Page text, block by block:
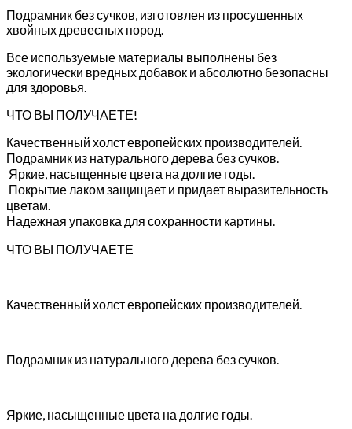
Подрамник без сучков, изготовлен из просушенных
хвойных древесных пород.
Все используемые материалы выполнены без
экологически вредных добавок и абсолютно безопасны
для здоровья.
ЧТО ВЫ ПОЛУЧАЕТЕ!
Качественный холст европейских производителей.
Подрамник из натурального дерева без сучков.
Яркие, насыщенные цвета на долгие годы.
Покрытие лаком защищает и придает выразительность
цветам.
Надежная упаковка для сохранности картины.
ЧТО ВЫ ПОЛУЧАЕТЕ
Качественный холст европейских производителей.
Подрамник из натурального дерева без сучков.
Яркие, насыщенные цвета на долгие годы.